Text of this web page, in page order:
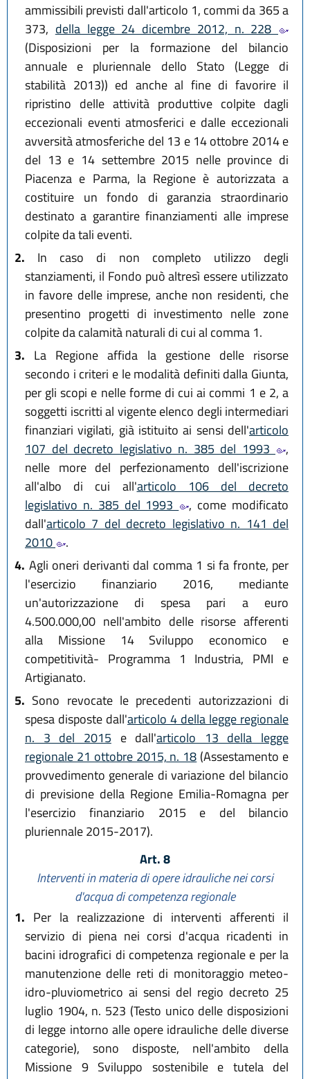
ammissibili previsti dall'articolo 1, commi da 365 a
373, della legge 24 dicembre 2012, n. 228
(Disposizioni per la formazione del bilancio
annuale e pluriennale dello Stato (Legge di
stabilità 2013)) ed anche al fine di favorire il
ripristino delle attività produttive colpite dagli
eccezionali eventi atmosferici e dalle eccezionali
avversità atmosferiche del 13 e 14 ottobre 2014 e
del 13 e 14 settembre 2015 nelle province di
Piacenza e Parma, la Regione è autorizzata a
costituire un fondo di garanzia straordinario
destinato a garantire finanziamenti alle imprese
colpite da tali eventi.
2. In caso di non completo utilizzo degli
stanziamenti, il Fondo può altresì essere utilizzato
in favore delle imprese, anche non residenti, che
presentino progetti di investimento nelle zone
colpite da calamità naturali di cui al comma 1.
3. La Regione affida la gestione delle risorse
secondo i criteri e le modalità definiti dalla Giunta,
per gli scopi e nelle forme di cui ai commi 1 e 2, a
soggetti iscritti al vigente elenco degli intermediari
finanziari vigilati, già istituito ai sensi dell'articolo
107 del decreto legislativo n. 385 del 1993
,
nelle more del perfezionamento dell'iscrizione
all'albo di cui all'articolo 106 del decreto
legislativo n. 385 del 1993
, come modificato
dall'articolo 7 del decreto legislativo n. 141 del
2010
.
4. Agli oneri derivanti dal comma 1 si fa fronte, per
l'esercizio finanziario 2016, mediante
un'autorizzazione di spesa pari a euro
4.500.000,00 nell'ambito delle risorse afferenti
alla Missione 14 Sviluppo economico e
competitività- Programma 1 Industria, PMI e
Artigianato.
5. Sono revocate le precedenti autorizzazioni di
spesa disposte dall'articolo 4 della legge regionale
n. 3 del 2015 e dall'articolo 13 della legge
regionale 21 ottobre 2015, n. 18 (Assestamento e
provvedimento generale di variazione del bilancio
di previsione della Regione Emilia-Romagna per
l'esercizio finanziario 2015 e del bilancio
pluriennale 2015-2017).
Art. 8
Interventi in materia di opere idrauliche nei corsi
d'acqua di competenza regionale
1. Per la realizzazione di interventi afferenti il
servizio di piena nei corsi d'acqua ricadenti in
bacini idrografici di competenza regionale e per la
manutenzione delle reti di monitoraggio meteo-
idro-pluviometrico ai sensi del regio decreto 25
luglio 1904, n. 523 (Testo unico delle disposizioni
di legge intorno alle opere idrauliche delle diverse
categorie), sono disposte, nell'ambito della
Missione 9 Sviluppo sostenibile e tutela del